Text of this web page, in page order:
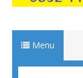
Menu